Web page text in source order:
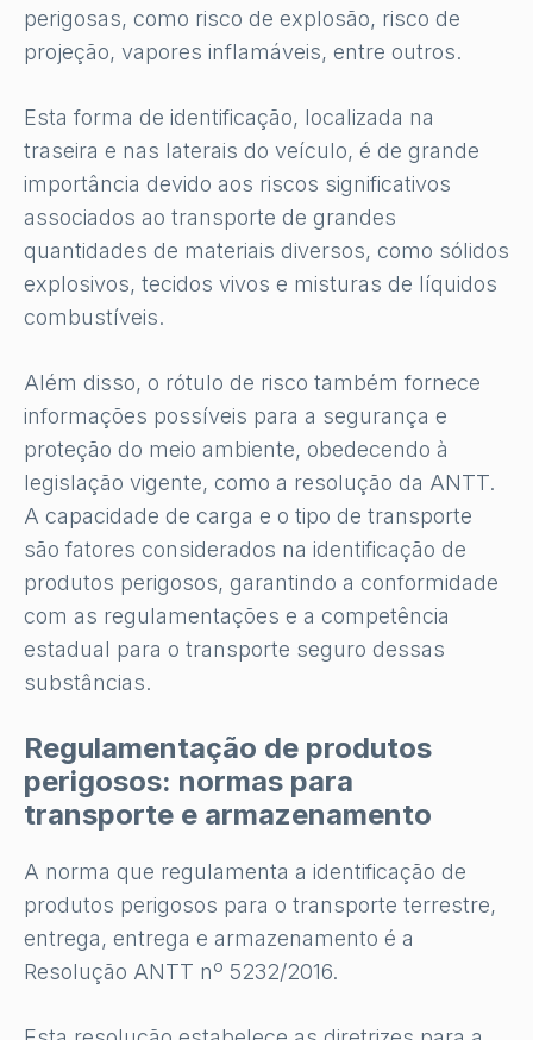
perigosas, como risco de explosão, risco de
projeção, vapores inflamáveis, entre outros.
Esta forma de identificação, localizada na
traseira e nas laterais do veículo, é de grande
importância devido aos riscos significativos
associados ao transporte de grandes
quantidades de materiais diversos, como sólidos
explosivos, tecidos vivos e misturas de líquidos
combustíveis.
Além disso, o rótulo de risco também fornece
informações possíveis para a segurança e
proteção do meio ambiente, obedecendo à
legislação vigente, como a resolução da ANTT.
A capacidade de carga e o tipo de transporte
são fatores considerados na identificação de
produtos perigosos, garantindo a conformidade
com as regulamentações e a competência
estadual para o transporte seguro dessas
substâncias.
Regulamentação de produtos
perigosos: normas para
transporte e armazenamento
A norma que regulamenta a identificação de
produtos perigosos para o transporte terrestre,
entrega, entrega e armazenamento é a
Resolução ANTT nº 5232/2016.